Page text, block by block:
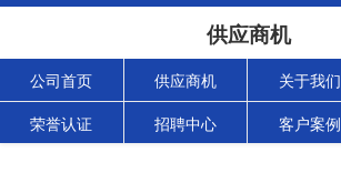
供应商机
公司首页 供应商机 关于我们
荣誉认证 招聘中心 客户案例